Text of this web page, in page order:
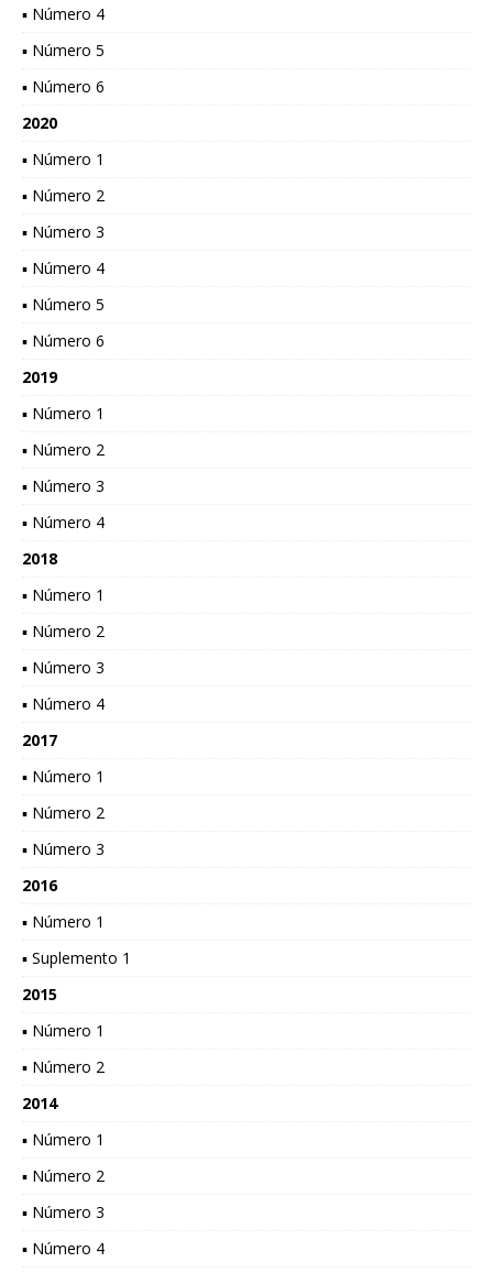
▪ Número 4
▪ Número 5
▪ Número 6
2020
▪ Número 1
▪ Número 2
▪ Número 3
▪ Número 4
▪ Número 5
▪ Número 6
2019
▪ Número 1
▪ Número 2
▪ Número 3
▪ Número 4
2018
▪ Número 1
▪ Número 2
▪ Número 3
▪ Número 4
2017
▪ Número 1
▪ Número 2
▪ Número 3
2016
▪ Número 1
▪ Suplemento 1
2015
▪ Número 1
▪ Número 2
2014
▪ Número 1
▪ Número 2
▪ Número 3
▪ Número 4